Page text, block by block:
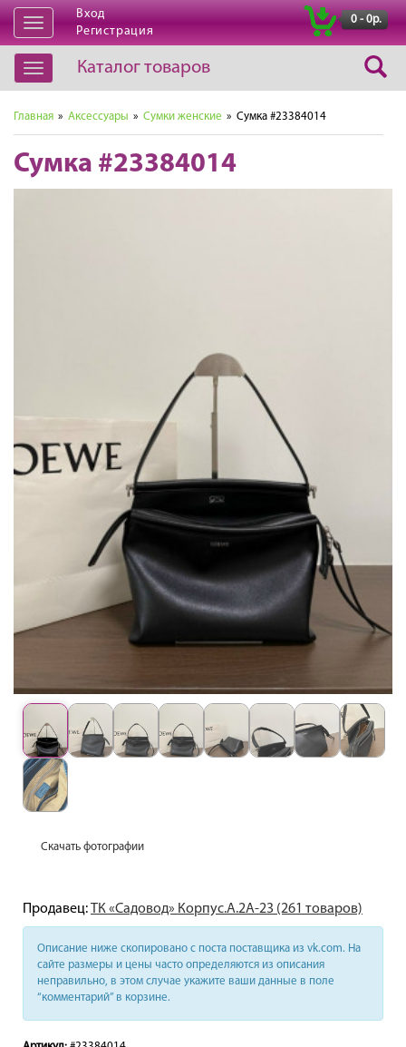
Открыть
навигацию
Вход
Регистрация
0 - 0р.
Открыть
навигацию
Каталог товаров
Главная » Аксессуары » Сумки женские » Сумка #23384014
Сумка #23384014
Скачать фотографии
Продавец:ТК «Садовод» Корпус.А.2А-23 (261 товаров)
Описание ниже скопировано с поста поставщика из vk.com. На
сайте размеры и цены часто определяются из описания
неправильно, в этом случае укажите ваши данные в поле
“комментарий” в корзине.